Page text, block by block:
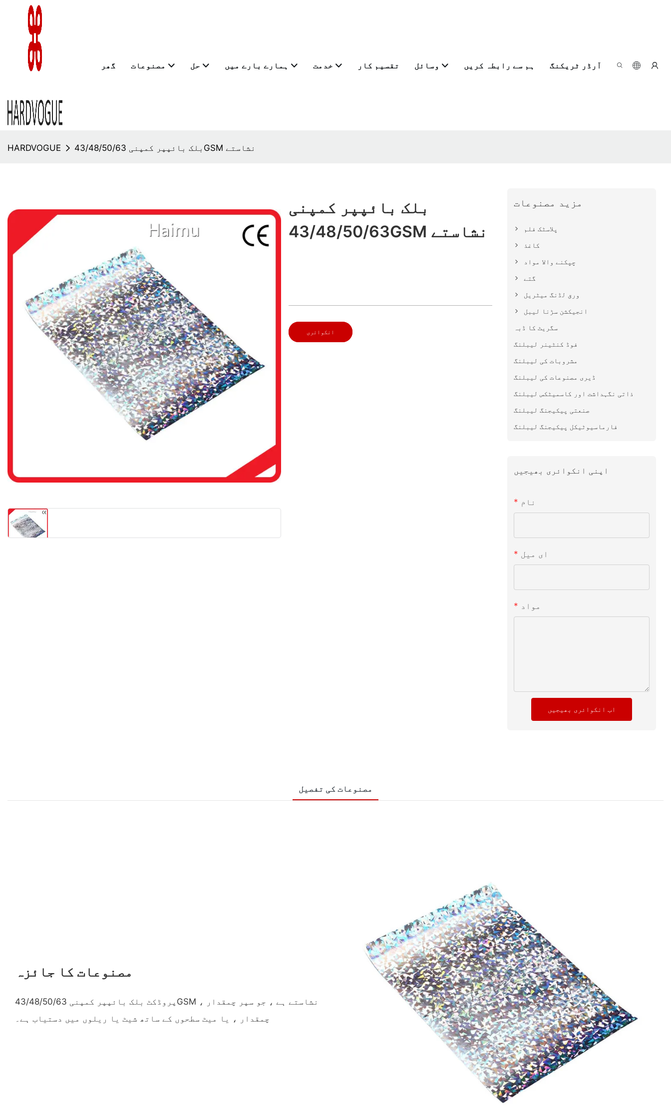
گھر مصنوعات حل ہمارے بارے میں خدمت تقسیم کار وسائل ہم سے رابطہ کریں آرڈر ٹریکنگ
HARDVOGUE بلک بائپپر کمپنی 43/48/50/63GSM نشاستے
بلک بائپپر کمپنی
43/48/50/63GSM نشاستے
انکوائری
مزید مصنوعات
پلاسٹک فلم
کاغذ
چپکنے والا مواد
گتے
ورق لڈنگ میٹریل
انجیکشن سڑنا لیبل
سگریٹ کا ڈبہ
فوڈ کنٹینر لیبلنگ
مشروبات کی لیبلنگ
ڈیری مصنوعات کی لیبلنگ
ذاتی نگہداشت اور کاسمیٹکس لیبلنگ
صنعتی پیکیجنگ لیبلنگ
فارماسیوٹیکل پیکیجنگ لیبلنگ
اپنی انکوائری بھیجیں
نام
ای میل
مواد
اب انکوائری بھیجیں
مصنوعات کی تفصیل
مصنوعات کا جائزہ
پروڈکٹ بلک بائپپر کمپنی 43/48/50/63GSM نشاستے ہے ، جو سپر چمقدار ،
چمقدار ، یا میٹ سطحوں کے ساتھ شیٹ یا ریلوں میں دستیاب ہے۔